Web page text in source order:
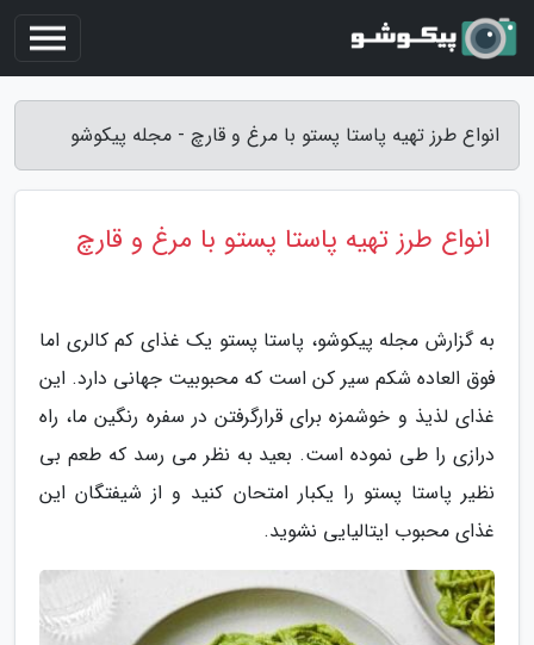
انواع طرز تهیه پاستا پستو با مرغ و قارچ - مجله پیکوشو
انواع طرز تهیه پاستا پستو با مرغ و قارچ
به گزارش مجله پیکوشو، پاستا پستو یک غذای کم کالری اما
فوق العاده شکم سیر کن است که محبوبیت جهانی دارد. این
غذای لذیذ و خوشمزه برای قرارگرفتن در سفره رنگین ما، راه
درازی را طی نموده است. بعید به نظر می رسد که طعم بی
نظیر پاستا پستو را یکبار امتحان کنید و از شیفتگان این
غذای محبوب ایتالیایی نشوید.